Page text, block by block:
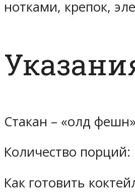
нотками, крепок,
Стакан – «олд
Количество порций:
Как готовить